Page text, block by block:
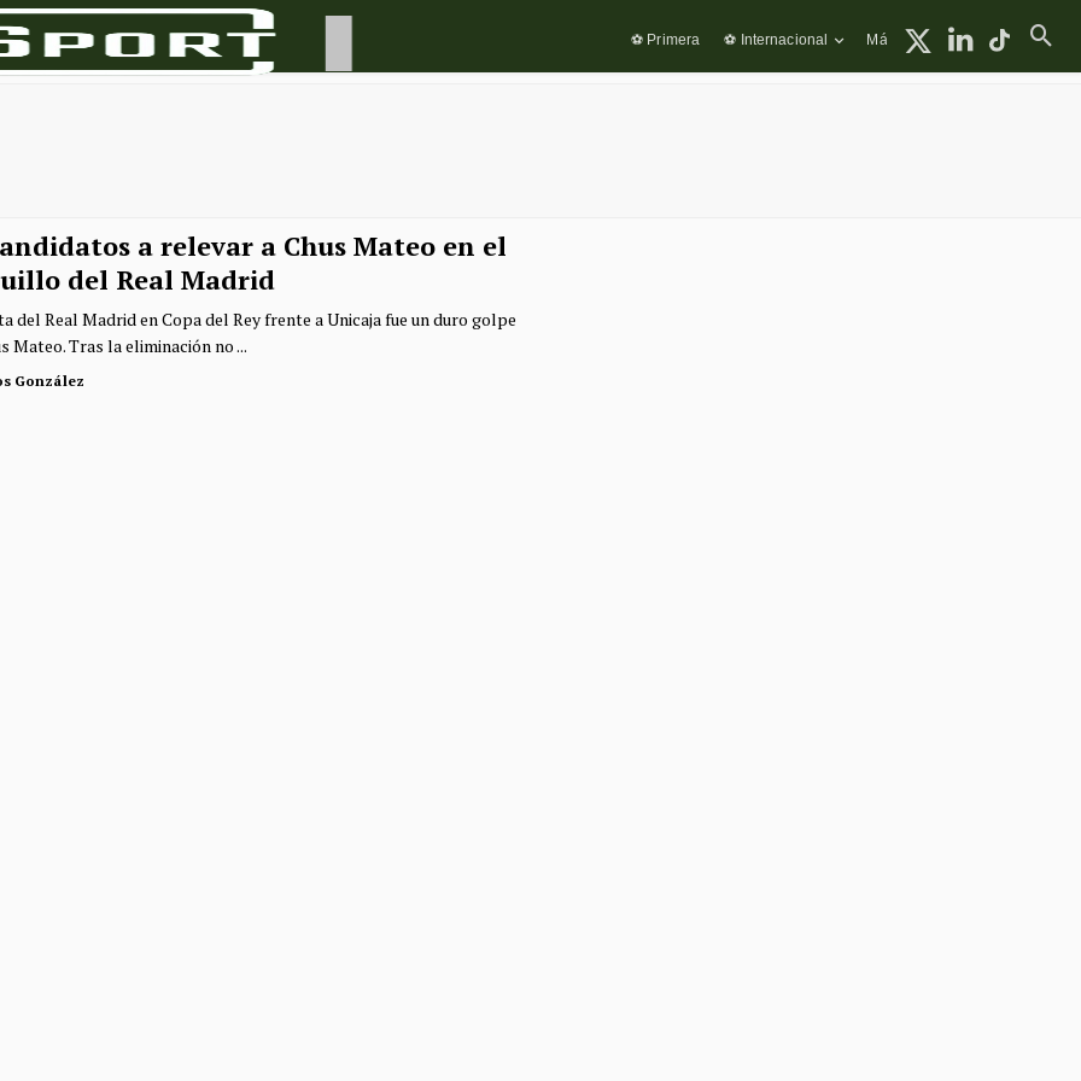
⚽ Primera ⚽ Internacional Más
a relevar a Chus Mateo en el
del Real Madrid
del Real Madrid en Copa del Rey frente a Unicaja fue un duro golpe
Mateo. Tras la eliminación no ...
González